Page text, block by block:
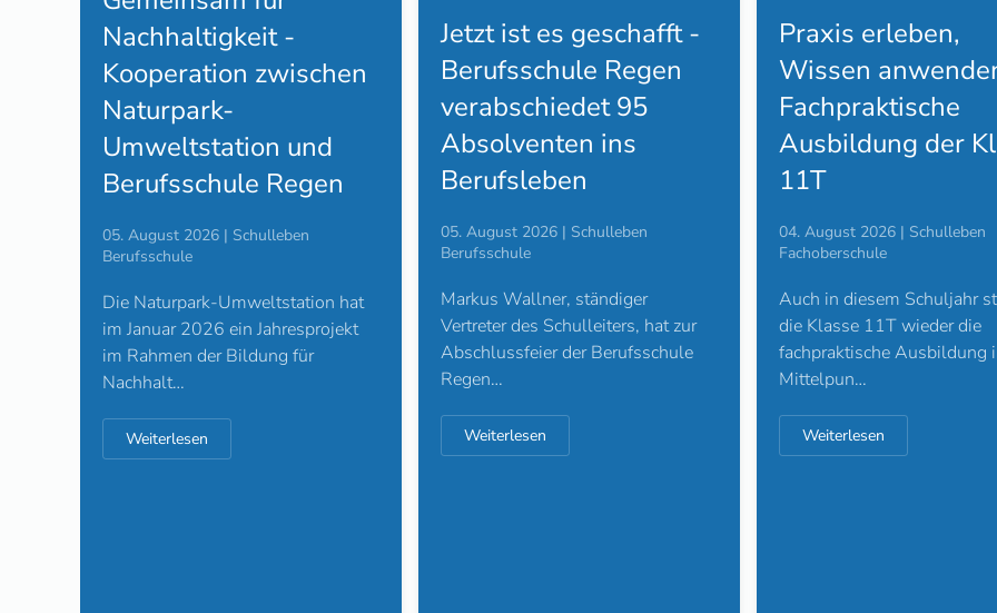
Nachhaltigkeit -
Kooperation zwischen
Naturpark-
Umweltstation und
Berufsschule Regen
05. August 2026 | Schulleben
Berufsschule
Die Naturpark-Umweltstation hat
im Januar 2026 ein Jahresprojekt
im Rahmen der Bildung für
Nachhalt…
Weiterlesen
Jetzt ist es geschafft -
Berufsschule Regen
verabschiedet 95
Absolventen ins
Berufsleben
05. August 2026 | Schulleben
Berufsschule
Markus Wallner, ständiger
Vertreter des Schulleiters, hat zur
Abschlussfeier der Berufsschule
Regen…
Weiterlesen
Praxis erleben,
Wissen
Fachpraktische
Ausbildung der
11T
04. August 2026 | Schulleben
Fachoberschule
Auch in diesem Schuljahr
die Klasse 11T wieder die
fachpraktische Ausbildung
Mittelpun…
Weiterlesen